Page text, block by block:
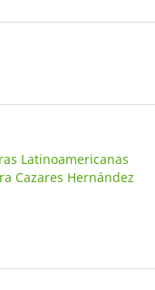
Latinoamericanas
Cazares Hernández